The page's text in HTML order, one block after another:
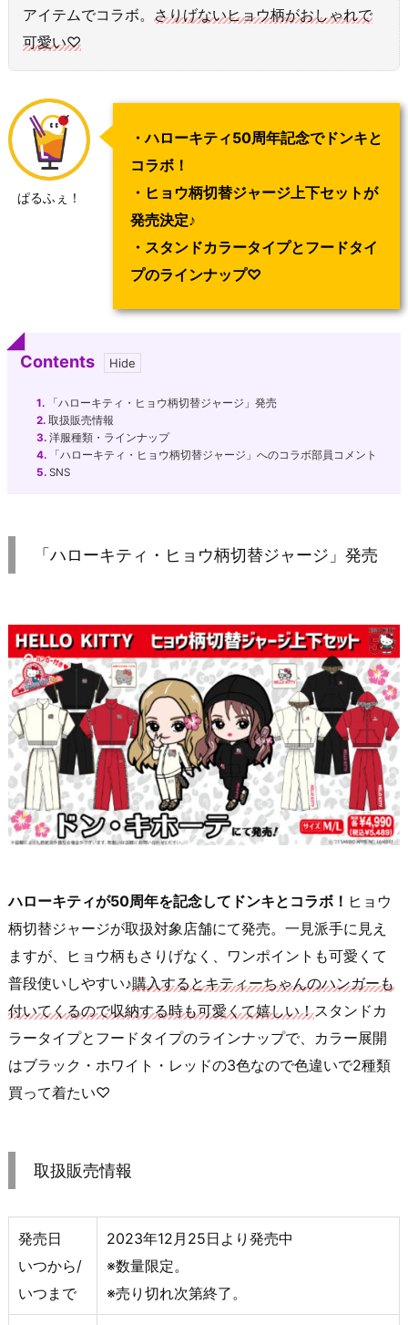
アイテムでコラボ。 さりげないヒョウ柄がおしゃれで
可愛い♡
ぱるふぇ！
・ハローキティ50周年記念でドンキと
コラボ！
・ヒョウ柄切替ジャージ上下セットが
発売決定♪
・スタンドカラータイプとフードタイ
プのラインナップ♡
Contents
1. 「ハローキティ・ヒョウ柄切替ジャージ」発売
2. 取扱販売情報
3. 洋服種類・ラインナップ
4. 「ハローキティ・ヒョウ柄切替ジャージ」へのコラボ部員コメント
5. SNS
「ハローキティ・ヒョウ柄切替ジャージ」発売
ハローキティが50周年を記念してドンキとコラボ！ ヒョウ
柄切替ジャージが取扱対象店舗にて発売。一見派手に見え
ますが、ヒョウ柄もさりげなく、ワンポイントも可愛くて
普段使いしやすい♪購入するとキティーちゃんのハンガーも
付いてくるので収納する時も可愛くて嬉しい！スタンドカ
ラータイプとフードタイプのラインナップで、カラー展開
はブラック・ホワイト・レッドの3色なので色違いで2種類
買って着たい♡
取扱販売情報
発売日
いつから/
いつまで
2023年12月25日より発売中
※数量限定。
※売り切れ次第終了。